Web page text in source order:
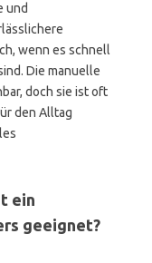
und
wenn es schnell
Die manuelle
doch sie ist oft
den Alltag
ein
geeignet?